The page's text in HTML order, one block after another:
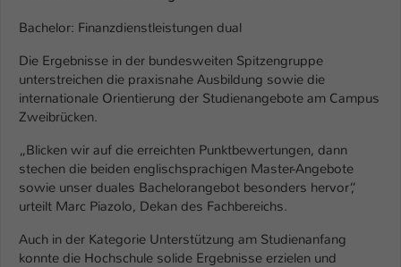
Bachelor: Finanzdienstleistungen dual
Die Ergebnisse in der bundesweiten Spitzengruppe
unterstreichen die praxisnahe Ausbildung sowie die
internationale Orientierung der Studienangebote am Campus
Zweibrücken.
„Blicken wir auf die erreichten Punktbewertungen, dann
stechen die beiden englischsprachigen Master-Angebote
sowie unser duales Bachelorangebot besonders hervor“,
urteilt Marc Piazolo, Dekan des Fachbereichs.
Auch in der Kategorie Unterstützung am Studienanfang
konnte die Hochschule solide Ergebnisse erzielen und
Zweck
Einstellungen. Unter anderem eine zufällig
generierte ID, für die historische
Einstellungen, falls der Webseiten-
Betreiber dies eingestellt hat.
Anbieter TYPO3
1 Woche
Dieses Cookie ist ein Standard-Session-